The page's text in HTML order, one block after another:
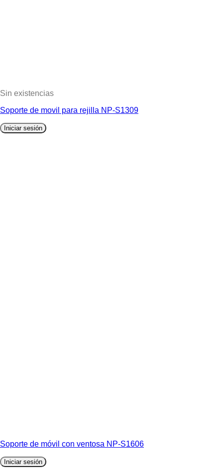
Sin existencias
Soporte de movil para rejilla NP-S1309
Iniciar sesión
Soporte de móvil con ventosa NP-S1606
Iniciar sesión